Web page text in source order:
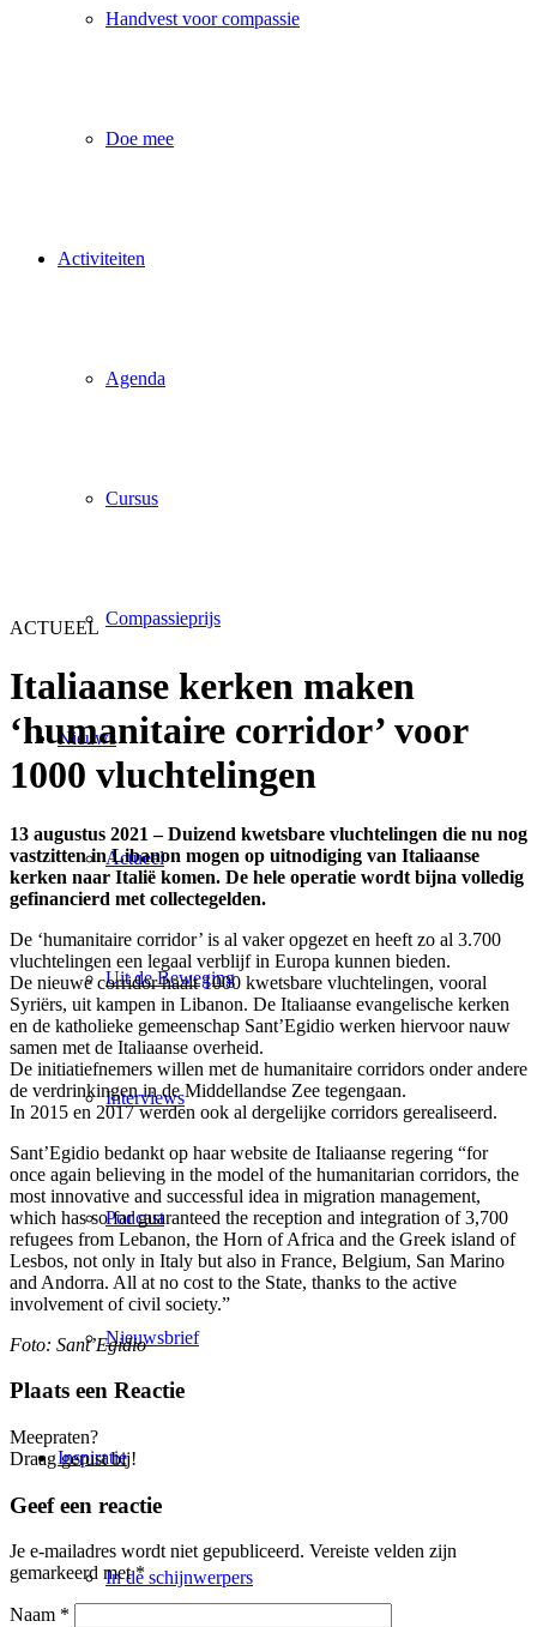
Handvest voor compassie
Doe mee
Activiteiten
Agenda
Cursus
Compassieprijs
Nieuws
Actueel
Uit de Beweging
Interviews
Podcast
Nieuwsbrief
Inspiratie
In de schijnwerpers
ACTUEEL
Italiaanse kerken maken
‘humanitaire corridor’ voor
1000 vluchtelingen
13 augustus 2021 – Duizend kwetsbare vluchtelingen die nu nog
vastzitten in Libanon mogen op uitnodiging van Italiaanse
kerken naar Italië komen. De hele operatie wordt bijna volledig
gefinancierd met collectegelden.
De ‘humanitaire corridor’ is al vaker opgezet en heeft zo al 3.700
vluchtelingen een legaal verblijf in Europa kunnen bieden.
De nieuwe corridor haalt 1000 kwetsbare vluchtelingen, vooral
Syriërs, uit kampen in Libanon. De Italiaanse evangelische kerken
en de katholieke gemeenschap Sant’Egidio werken hiervoor nauw
samen met de Italiaanse overheid.
De initiatiefnemers willen met de humanitaire corridors onder andere
de verdrinkingen in de Middellandse Zee tegengaan.
In 2015 en 2017 werden ook al dergelijke corridors gerealiseerd.
Sant’Egidio bedankt op haar website de Italiaanse regering “for
once again believing in the model of the humanitarian corridors, the
most innovative and successful idea in migration management,
which has so far guaranteed the reception and integration of 3,700
refugees from Lebanon, the Horn of Africa and the Greek island of
Lesbos, not only in Italy but also in France, Belgium, San Marino
and Andorra. All at no cost to the State, thanks to the active
involvement of civil society.”
Foto: Sant’Egidio
Plaats een Reactie
Meepraten?
Draag gerust bij!
Geef een reactie
Je e-mailadres wordt niet gepubliceerd. Vereiste velden zijn
gemarkeerd met*
Naam *